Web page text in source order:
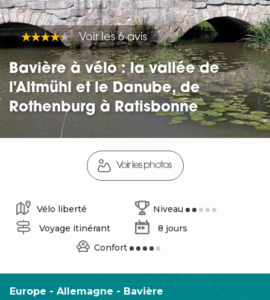
Voir les 6 avis
Bavière à vélo : la vallée de
l'Altmühl et le Danube, de
Rothenburg à Ratisbonne
Vélo liberté
Voyage itinérant
8 jours
Niveau
Confort
Voir les photos
Europe - Allemagne - Bavière